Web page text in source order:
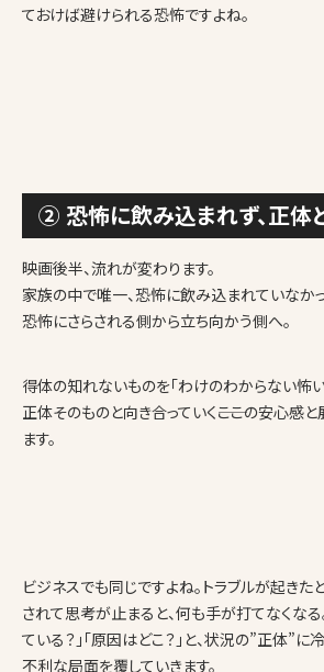
ておけば避けられる恐怖ですよね。
② 恐怖に飲み込まれず、正体
映画後半、流れが変わります。
家族の中で唯一、恐怖に飲み込まれていなか
恐怖にさらされる側から立ち向かう側へ。
得体の知れないものを「わけのわからない怖い
正体そのものと向き合っていく――ここの安心感
ます。
ビジネスでも同じですよね。トラブルが起きた
されて思考が止まると、何も手が打てなくなる
ている？」「原因はどこ？」と、状況の”正体”に
不利な局面を覆していきます。